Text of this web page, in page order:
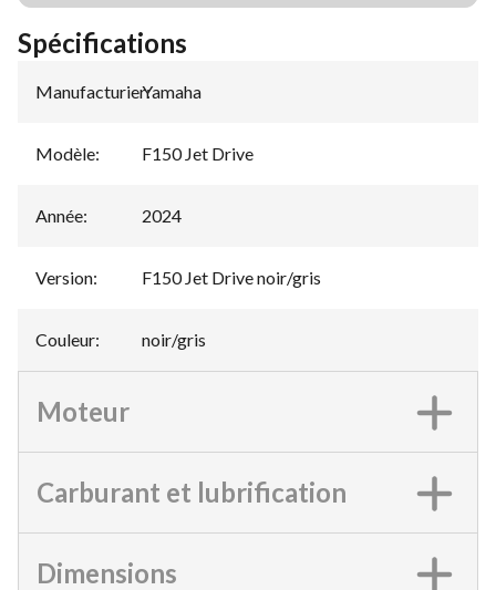
Spécifications
Manufacturier:
Yamaha
Modèle: F150 Jet Drive
Année: 2024
Version: F150 Jet Drive noir/gris
Couleur: noir/gris
Moteur
Carburant et lubrification
Dimensions